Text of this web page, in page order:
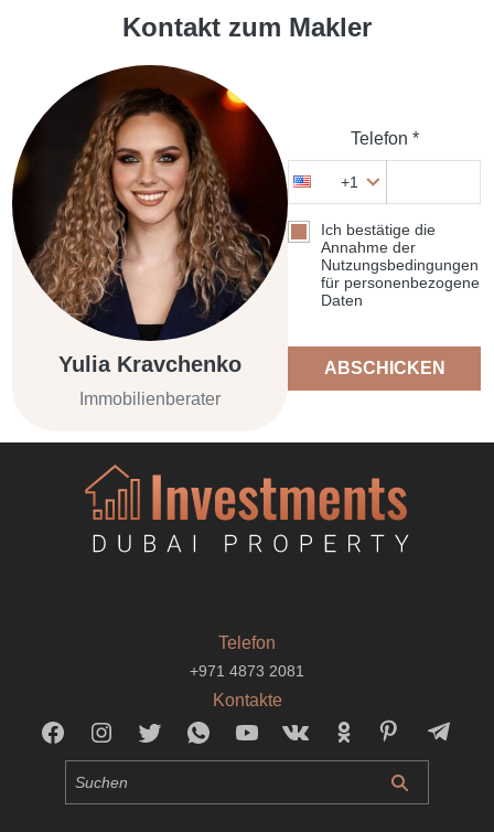
Kontakt zum Makler
Yulia Kravchenko
Immobilienberater
Telefon *
+1
Ich bestätige die
Annahme der
Nutzungsbedingungen
für personenbezogene
Daten
ABSCHICKEN
Telefon
+971 4873 2081
Kontakte